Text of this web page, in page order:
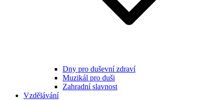
Dny pro duševní zdraví
Muzikál pro duši
Zahradní slavnost
Vzdělávání